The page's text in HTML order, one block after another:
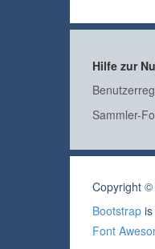
Hilfe zur
Sammler-
Copyright ©
Bootstrap
Font